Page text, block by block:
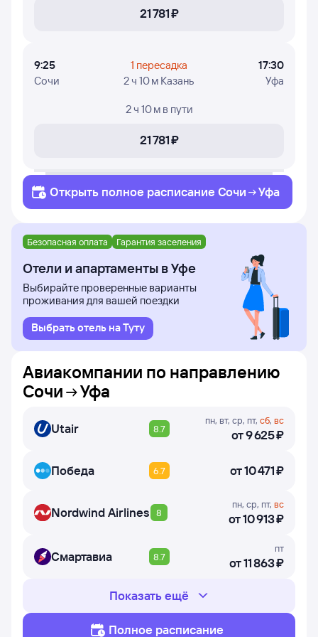
21 ⁠781 ⁠₽
9:25
Сочи
1 пересадка
2 ч 10 м Казань
17:30
Уфа
2 ч 10 м в пути
21 ⁠781 ⁠₽
Открыть полное расписание Сочи Уфа
Безопасная оплата Гарантия заселения
Отели и апартаменты в Уфе
Выбирайте проверенные варианты
проживания для вашей поездки
Выбрать отель на Туту
Авиакомпании по направлению
Сочи
Уфа
Utair 8.7
пн, вт, ср, пт, сб, вс
от9 ⁠625 ⁠₽
Победа 6.7 от10 ⁠471 ⁠₽
Nordwind Airlines 8
пн, ср, пт, вс
от10 ⁠913 ⁠₽
Смартавиа 8.7
пт
от11 ⁠863 ⁠₽
Показать ещё
Полное расписание